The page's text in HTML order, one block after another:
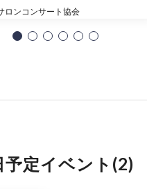
ロンコンサート協会
定イベント(2)